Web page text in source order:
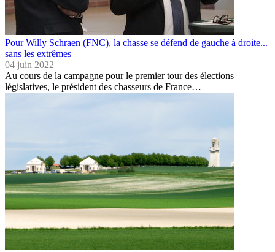
Pour Willy Schraen (FNC), la chasse se défend de gauche à droite...
sans les extrêmes
04 juin 2022
Au cours de la campagne pour le premier tour des élections
législatives, le président des chasseurs de France…